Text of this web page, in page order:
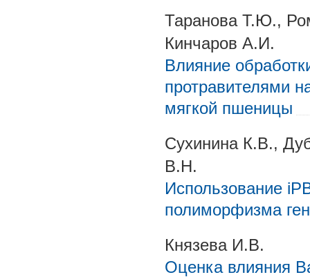
Таранова Т.Ю.,
Кинчаров А.И.
Влияние
протравителями
мягкой пшеницы
Сухинина К.В.,
В.Н.
Использование
полиморфизма
Князева И.В.
Оценка влияния